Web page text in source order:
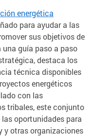
energética
para ayudar a las
sus objetivos de
guía paso a paso
destaca los
técnica disponibles
energéticos
con las
tribales, este conjunto
oportunidades para
y otras organizaciones